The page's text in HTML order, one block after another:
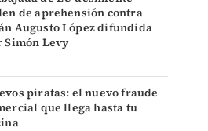
de aprehensión contra
Augusto López difundida
Simón Levy
piratas: el nuevo fraude
que llega hasta tu